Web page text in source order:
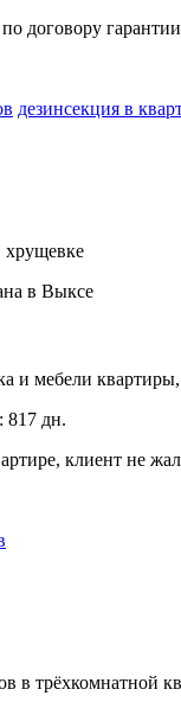
договору
дезинсекция в
хрущевке
в Выксе
и мебели
817 дн.
клиент не
в трёхкомнатной